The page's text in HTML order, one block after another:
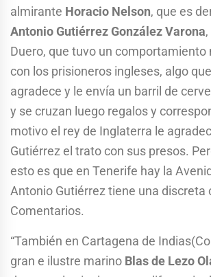
almirante Horacio Nelson, que es
Antonio Gutiérrez González Varona
Duero, que tuvo un comportamiento
con los prisioneros ingleses, algo
agradece y le envía un barril de
y se cruzan luego regalos y
motivo el rey de Inglaterra le
Gutiérrez el trato con sus presos.
esto es que en Tenerife hay la
Antonio Gutiérrez tiene una discreta
Comentarios.
“También en Cartagena de
gran e ilustre marino Blas de Lezo